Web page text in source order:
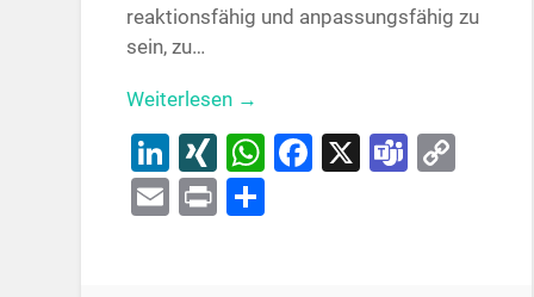
reaktionsfähig und anpassungsfähig zu
sein, zu…
Weiterlesen →
LinkedIn
XINGWhatsApp
Facebook
X Teams
Email
Print